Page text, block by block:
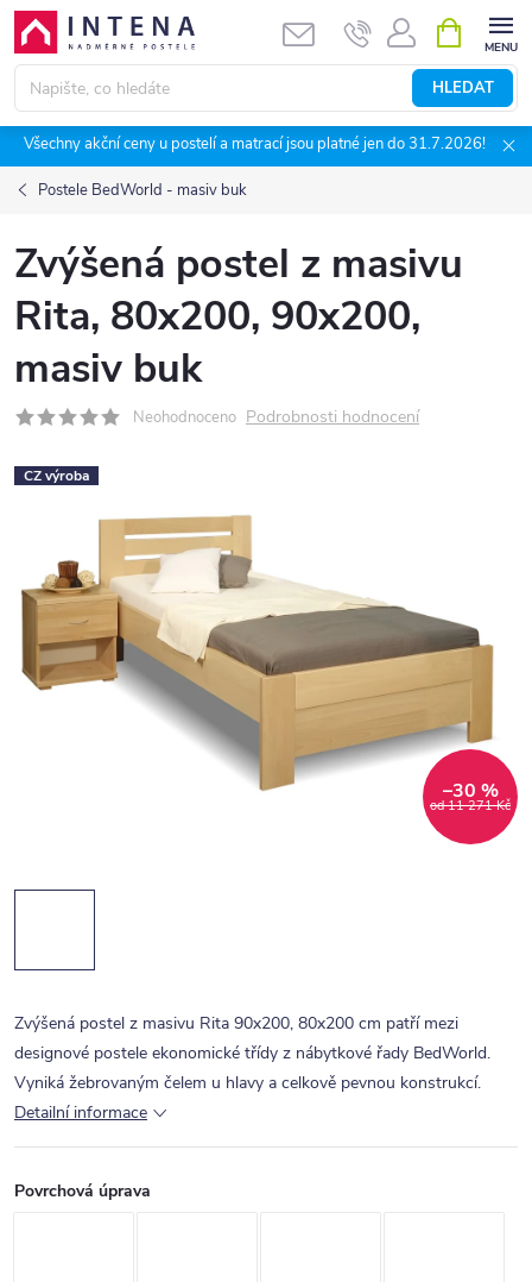
Přejít
obsah
HLEDAT
NÁKUPNÍ
KOŠÍK
Všechny akční ceny u postelí a matrací jsou platné jen do 31.7.2026!
Postele BedWorld - masiv buk
Zvýšená postel z masivu
Rita, 80x200, 90x200,
masiv buk
Neohodnoceno Podrobnosti hodnocení
CZ výroba
od 11 271 Kč
–30 %
Zvýšená postel z masivu Rita 90x200, 80x200 cm patří mezi
designové postele ekonomické třídy z nábytkové řady BedWorld.
Vyniká žebrovaným čelem u hlavy a celkově pevnou konstrukcí.
Detailní informace
Povrchová úprava